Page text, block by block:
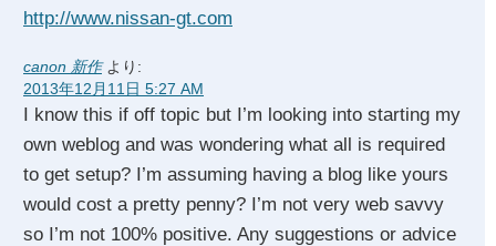
http://www.nissan-gt.com
canon 新作 より:
2013年12月11日 5:27 AM
I know this if off topic but I’m looking into starting my
own weblog and was wondering what all is required
to get setup? I’m assuming having a blog like yours
would cost a pretty penny? I’m not very web savvy
so I’m not 100% positive. Any suggestions or advice